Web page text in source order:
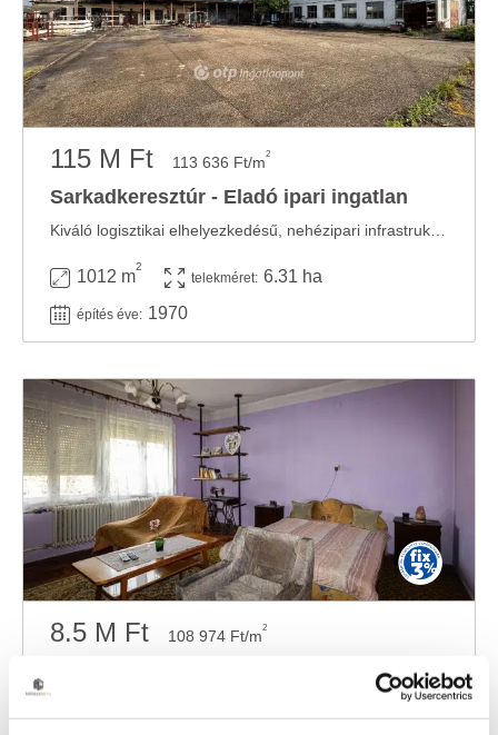
115 M Ft 113 636 Ft/m2
Sarkadkeresztúr - Eladó ipari ingatlan
1012 m
2
telekméret: 6.31 ha
építés éve: 1970
8.5 M Ft 108 974 Ft/m2
Sarkadkeresztúr, 10 felett - Eladó családi
ház